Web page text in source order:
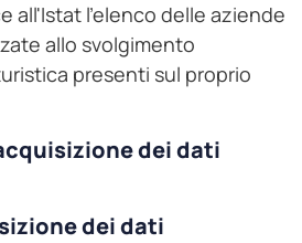
all'Istat l'elenco delle aziende
allo svolgimento
presenti sul proprio
dei dati
dei dati